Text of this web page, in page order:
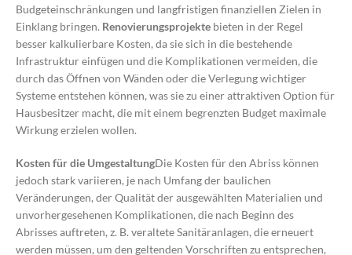
Budgeteinschränkungen und langfristigen finanziellen Zielen in
Einklang bringen. Renovierungsprojekte bieten in der Regel
besser kalkulierbare Kosten, da sie sich in die bestehende
Infrastruktur einfügen und die Komplikationen vermeiden, die
durch das Öffnen von Wänden oder die Verlegung wichtiger
Systeme entstehen können, was sie zu einer attraktiven Option für
Hausbesitzer macht, die mit einem begrenzten Budget maximale
Wirkung erzielen wollen.
Kosten für die UmgestaltungDie Kosten für den Abriss können
jedoch stark variieren, je nach Umfang der baulichen
Veränderungen, der Qualität der ausgewählten Materialien und
unvorhergesehenen Komplikationen, die nach Beginn des
Abrisses auftreten, z. B. veraltete Sanitäranlagen, die erneuert
werden müssen, um den geltenden Vorschriften zu entsprechen,